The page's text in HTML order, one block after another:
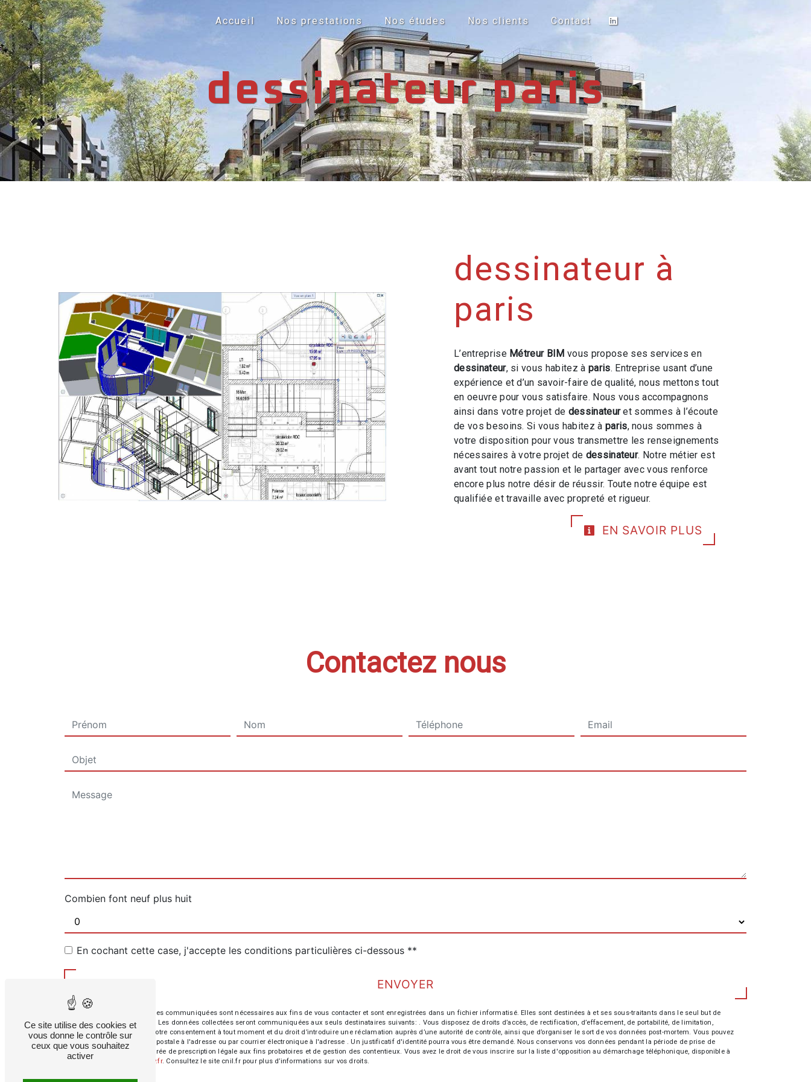
Accueil Nos prestations Nos études Nos clients Contact
dessinateur paris
dessinateur à
paris
L’entreprise Métreur BIM vous propose ses services en
dessinateur, si vous habitez à paris. Entreprise usant d’une
expérience et d’un savoir-faire de qualité, nous mettons tout
en oeuvre pour vous satisfaire. Nous vous accompagnons
ainsi dans votre projet de dessinateuret sommes à l’écoute
de vos besoins. Si vous habitez à paris, nous sommes à
votre disposition pour vous transmettre les renseignements
nécessaires à votre projet de dessinateur. Notre métier est
avant tout notre passion et le partager avec vous renforce
encore plus notre désir de réussir. Toute notre équipe est
qualifiée et travaille avec propreté et rigueur.
EN SAVOIR PLUS
Contactez nous
Combien font neuf plus huit
En cochant cette case, j'accepte les conditions particulières ci-dessous **
ENVOYER
** Les données personnelles communiquées sont nécessaires aux fins de vous contacter et sont enregistrées dans un fichier informatisé. Elles sont destinées à et ses sous-traitants dans le seul but de
répondre à votre message. Les données collectées seront communiquées aux seuls destinataires suivants: . Vous disposez de droits d’accès, de rectification, d’effacement, de portabilité, de limitation,
d’opposition, de retrait de votre consentement à tout moment et du droit d’introduire une réclamation auprès d’une autorité de contrôle, ainsi que d’organiser le sort de vos données post-mortem. Vous pouvez
exercer ces droits par voie postale à l'adresse ou par courrier électronique à l'adresse . Un justificatif d'identité pourra vous être demandé. Nous conservons vos données pendant la période de prise de
contact puis pendant la durée de prescription légale aux fins probatoires et de gestion des contentieux. Vous avez le droit de vous inscrire sur la liste d'opposition au démarchage téléphonique, disponible à
cette adresse:
Bloctel.gouv.fr. Consultez le site cnil.fr pour plus d’informations sur vos droits.
Panneau de gestion des cookies
Ce site utilise des cookies et
vous donne le contrôle sur
ceux que vous souhaitez
activer